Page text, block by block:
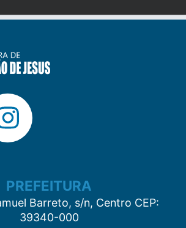
PREFEITURA
Barreto, s/n, Centro CEP:
39340-000